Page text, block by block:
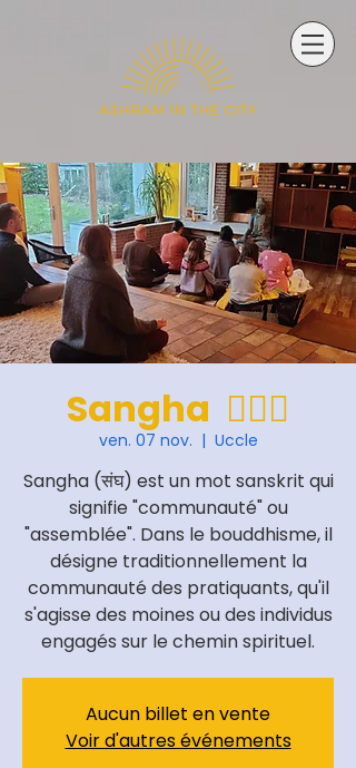
Sangha 🧘🏽‍♂️
ven. 07 nov.
  |
Uccle
Sangha (संघ) est un mot sanskrit qui
signifie "communauté" ou
"assemblée". Dans le bouddhisme, il
désigne traditionnellement la
communauté des pratiquants, qu'il
s'agisse des moines ou des individus
engagés sur le chemin spirituel.
Aucun billet en vente
Voir d'autres événements